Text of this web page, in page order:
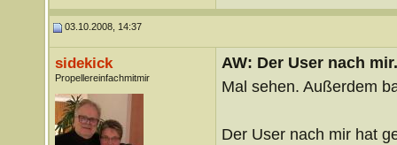
03.10.2008, 14:37
sidekick
Propellereinfachmitmir
AW: Der User nach
Mal sehen. Außerdem
Der User nach mir hat